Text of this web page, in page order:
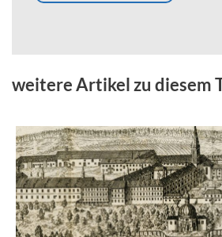
weitere Artikel zu diesem